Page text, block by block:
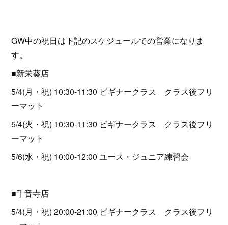
GW中の祝日は下記のスケジュールでの営業になりま
す。
■新栄葵店
5/4(月・祝) 10:30-11:30 ビギナークラス クラス後フリ
ーマット
5/4(火・祝) 10:30-11:30 ビギナークラス クラス後フリ
ーマット
5/6(水・祝) 10:00-12:00 ユース・ジュニア練習会
■千音寺店
5/4(月・祝) 20:00-21:00 ビギナークラス クラス後フリ